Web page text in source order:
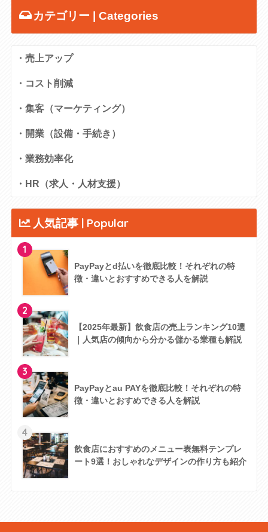
カテゴリー | Categories
・売上アップ
・コスト削減
・集客（マーケティング）
・開業（設備・手続き）
・業務効率化
・HR（求人・人材支援）
人気記事 | Popular
1
PayPayとd払いを徹底比較！それぞれの特
徴・違いとおすすめできる人を解説
2
【2025年最新】飲食店の売上ランキング10選
｜人気店の傾向から分かる儲かる業種も解説
3
PayPayとau PAYを徹底比較！それぞれの特
徴・違いとおすめできる人を解説
4
飲食店におすすめのメニュー表無料テンプレ
ート9選！おしゃれなデザインの作り方も紹介